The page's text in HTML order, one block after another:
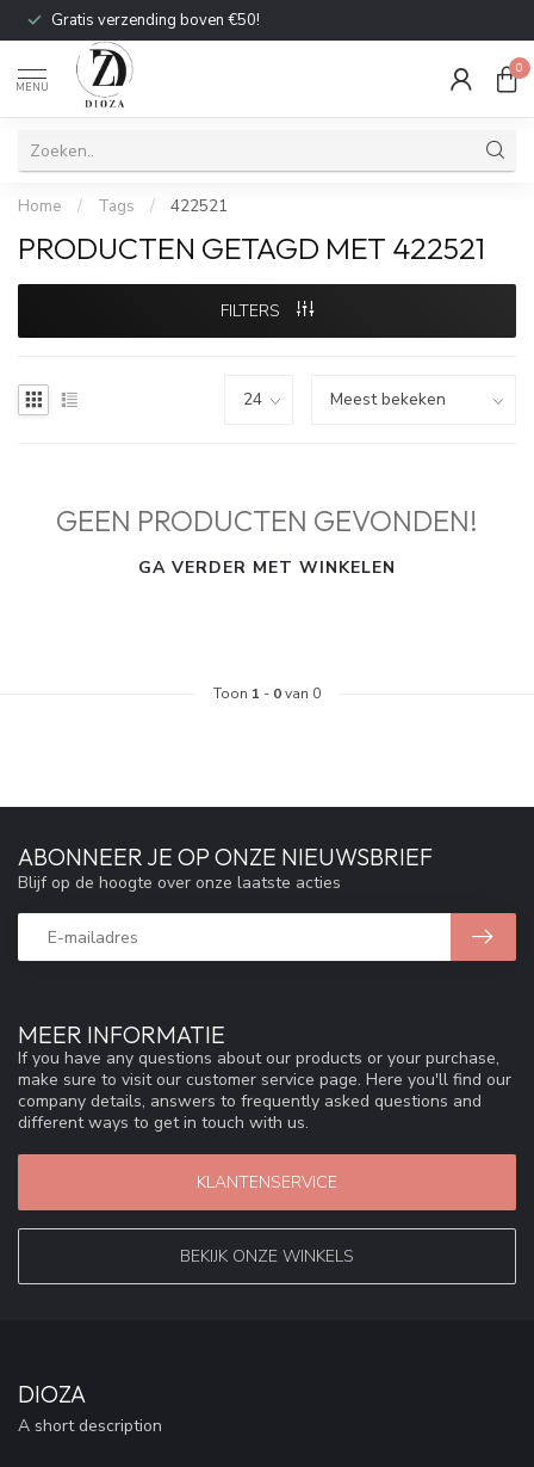
Gratis verzending boven €50!
MENU
0
Home / Tags / 422521
PRODUCTEN GETAGD MET 422521
FILTERS
GEEN PRODUCTEN GEVONDEN!
GA VERDER MET WINKELEN
Toon 1 - 0van 0
MEER INFORMATIE
If you have any questions about our products or your purchase,
make sure to visit our customer service page. Here you'll find our
company details, answers to frequently asked questions and
different ways to get in touch with us.
KLANTENSERVICE
BEKIJK ONZE WINKELS
ABONNEER JE OP ONZE NIEUWSBRIEF
Blijf op de hoogte over onze laatste acties
DIOZA
A short description